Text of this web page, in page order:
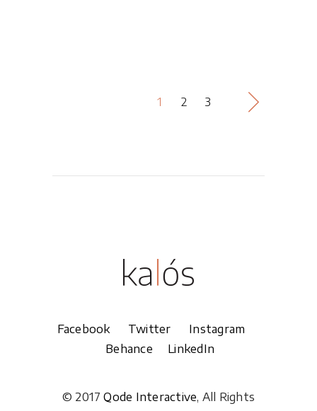
1 2 3
Facebook Twitter Instagram
Behance
LinkedIn
© 2017Qode Interactive, All Rights